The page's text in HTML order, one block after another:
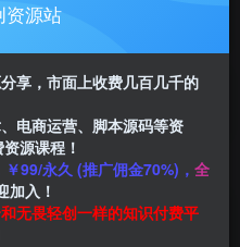
资源站
享，市面上收费几百几千的
电商运营、脚本源码等资
源课程！
￥99/永久 (推广佣金70%)， 全
加入！
无畏轻创一样的知识付费平